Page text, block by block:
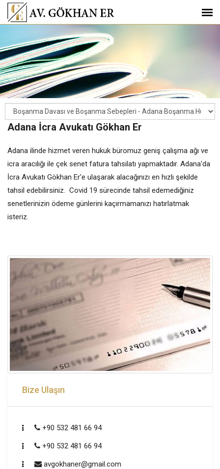
Adana İcra Avukatı Gökhan Er
Adana ilinde hizmet veren hukuk büromuz geniş çalışma ağı ve
icra aracılığı ile çek senet fatura tahsilatı yapmaktadır. Adana'da
İcra Avukatı Gökhan Er'e ulaşarak alacağınızı en hızlı şekilde
tahsil edebilirsiniz. Covid 19 sürecinde tahsil edemediğiniz
senetlerinizin ödeme günlerini kaçırmamanızı hatırlatmak
isteriz.
Bize Ulaşın
+90 532 481 66 94
+90 532 481 66 94
avgokhaner@gmail.com